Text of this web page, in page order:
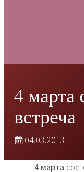
4 марта
встреча
04.03.2013
4 марта